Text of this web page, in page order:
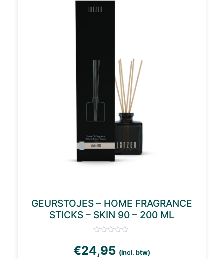
GEURSTOJES – HOME FRAGRANCE
STICKS – SKIN 90 – 200 ML
€24,95 (incl. btw)